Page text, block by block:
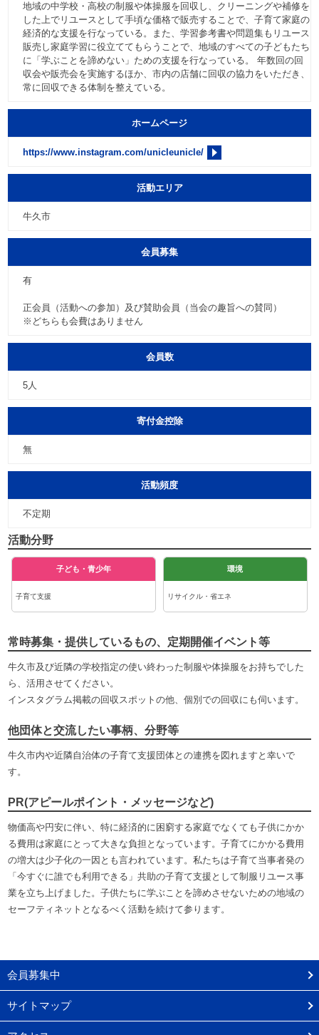
地域の中学校・高校の制服や体操服を回収し、クリーニングや補修を
した上でリユースとして手頃な価格で販売することで、子育て家庭の
経済的な支援を行なっている。また、学習参考書や問題集もリユース
販売し家庭学習に役立ててもらうことで、地域のすべての子どもたち
に「学ぶことを諦めない」ための支援を行なっている。 年数回の回
収会や販売会を実施するほか、市内の店舗に回収の協力をいただき、
常に回収できる体制を整えている。
ホームページ
https://www.instagram.com/unicleunicle/
活動エリア
牛久市
会員募集
有
正会員（活動への参加）及び賛助会員（当会の趣旨への賛同）
※どちらも会費はありません
会員数
5人
寄付金控除
無
活動頻度
不定期
活動分野
子ども・青少年
子育て支援
環境
リサイクル・省エネ
常時募集・提供しているもの、定期開催イベント等
牛久市及び近隣の学校指定の使い終わった制服や体操服をお持ちでした
ら、活用させてください。
インスタグラム掲載の回収スポットの他、個別での回収にも伺います。
他団体と交流したい事柄、分野等
牛久市内や近隣自治体の子育て支援団体との連携を図れますと幸いで
す。
PR(アピールポイント・メッセージなど)
物価高や円安に伴い、特に経済的に困窮する家庭でなくても子供にかか
る費用は家庭にとって大きな負担となっています。子育てにかかる費用
の増大は少子化の一因とも言われています。私たちは子育て当事者発の
「今すぐに誰でも利用できる」共助の子育て支援として制服リユース事
業を立ち上げました。子供たちに学ぶことを諦めさせないための地域の
セーフティネットとなるべく活動を続けて参ります。
会員募集中
サイトマップ